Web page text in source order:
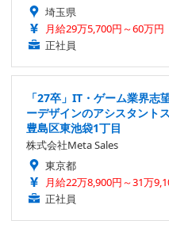
埼玉県
月給29万5,700円～60万円
正社員
「27卒」IT・ゲーム業界志
ーデザインのアシスタント
豊島区東池袋1丁目
株式会社Meta Sales
東京都
月給22万8,900円～31万
正社員